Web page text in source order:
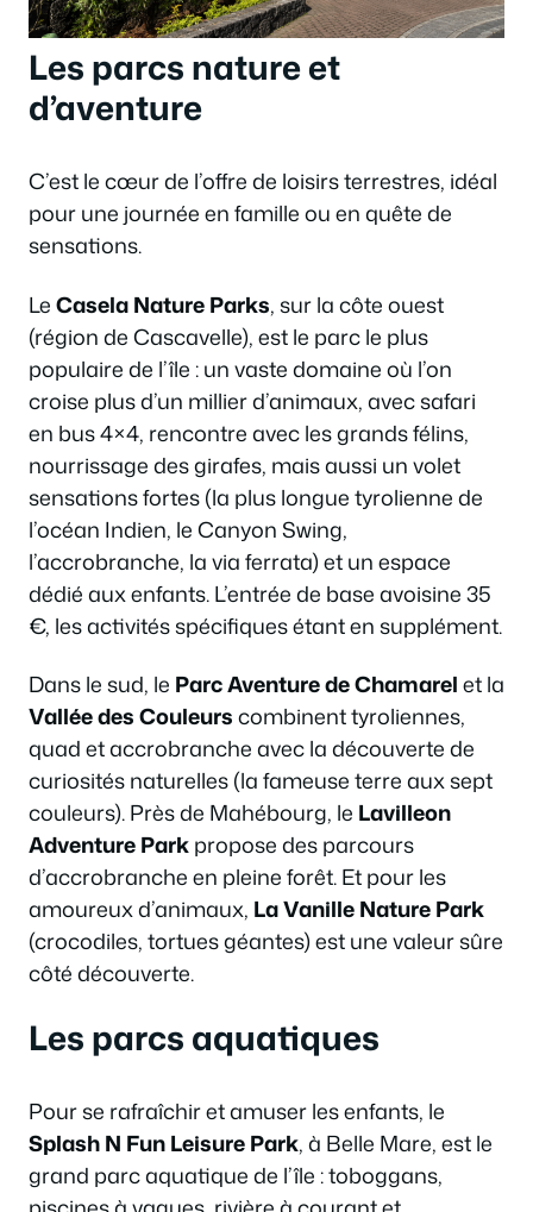
Les parcs nature et
d’aventure
C’est le cœur de l’offre de loisirs terrestres, idéal
pour une journée en famille ou en quête de
sensations.
LeCasela Nature Parks, sur la côte ouest
(région de Cascavelle), est le parc le plus
populaire de l’île : un vaste domaine où l’on
croise plus d’un millier d’animaux, avec safari
en bus 4×4, rencontre avec les grands félins,
nourrissage des girafes, mais aussi un volet
sensations fortes (la plus longue tyrolienne de
l’océan Indien, le Canyon Swing,
l’accrobranche, la via ferrata) et un espace
dédié aux enfants. L’entrée de base avoisine 35
€, les activités spécifiques étant en supplément.
Dans le sud, le Parc Aventure de Chamarelet la
Vallée des Couleurscombinent tyroliennes,
quad et accrobranche avec la découverte de
curiosités naturelles (la fameuse terre aux sept
couleurs). Près de Mahébourg, le Lavilleon
Adventure Parkpropose des parcours
d’accrobranche en pleine forêt. Et pour les
amoureux d’animaux, La Vanille Nature Park
(crocodiles, tortues géantes) est une valeur sûre
côté découverte.
Les parcs aquatiques
Pour se rafraîchir et amuser les enfants, le
Splash N Fun Leisure Park, à Belle Mare, est le
grand parc aquatique de l’île : toboggans,